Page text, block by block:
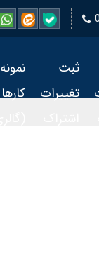
ثبت
تغییرات
نمونه
کارها